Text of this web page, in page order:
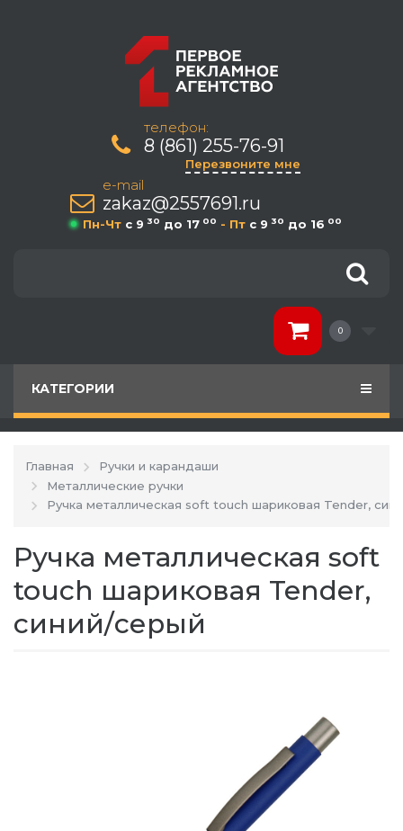
телефон:
8 (861) 255-76-91
Перезвоните мне
e-mail
zakaz@2557691.ru
Пн-Чт c 9 30 до 17 00 - Пт c 9 30 до 16 00
0
КАТЕГОРИИ
Главная
Ручки и карандаши
Металлические ручки
Ручка металлическая soft touch шариковая Tender,
Ручка металлическая soft
touch шариковая Tender,
синий/серый